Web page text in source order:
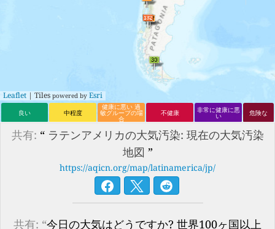
Leaflet | Tiles powered by Esri
良い 中程度
健康に悪い 過
敏グループの場
合
不健康 非常に健康に悪
い 危険な
共有: “ ラテンアメリカの大気汚染: 現在の大気汚染
地図 ”
https://aqicn.org/map/latinamerica/jp/
共有: “今日の大気はどうですか? 世界100ヶ国以上